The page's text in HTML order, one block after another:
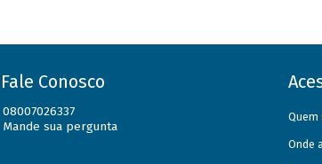
Fale Conosco
08007026337
Mande sua pergunta
Onde